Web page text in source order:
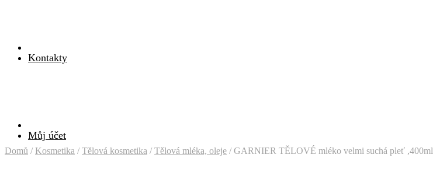
Kontakty
Můj účet
Domů / Kosmetika / Tělová kosmetika / Tělová mléka, oleje /GARNIER TĚLOVÉ mléko velmi suchá pleť ,400ml